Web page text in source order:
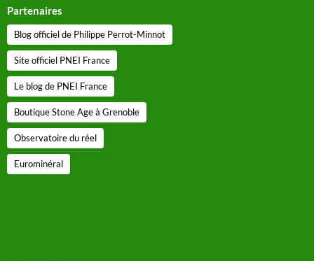
Partenaires
Blog officiel de Philippe Perrot-Minnot
Site officiel PNEI France
Le blog de PNEI France
Boutique Stone Age à Grenoble
Observatoire du réel
Eurominéral